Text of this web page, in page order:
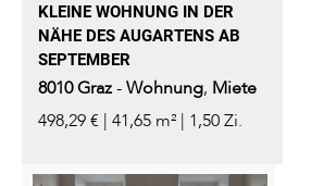
KLEINE WOHNUNG IN DER
NÄHE DES AUGARTENS AB
SEPTEMBER
8010Graz-Wohnung, Miete
498,29 € | 41,65 m² | 1,50 Zi.